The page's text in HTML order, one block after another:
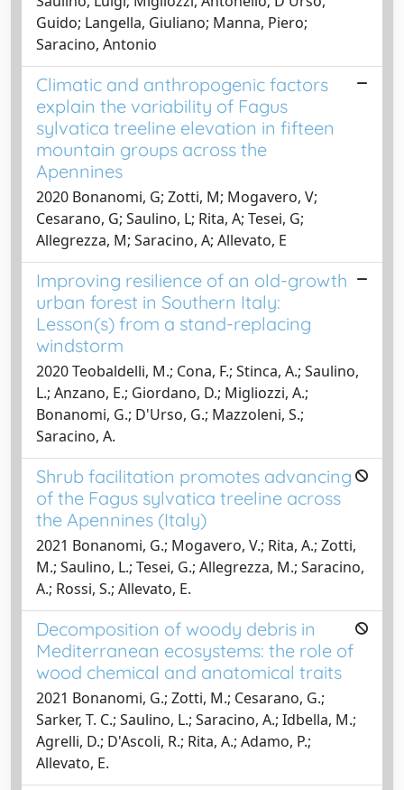
Guido; Langella, Giuliano; Manna, Piero;
Saracino, Antonio
Climatic and anthropogenic factors
explain the variability of Fagus
sylvatica treeline elevation in fifteen
mountain groups across the
Apennines
2020 Bonanomi, G; Zotti, M; Mogavero, V;
Cesarano, G; Saulino, L; Rita, A; Tesei, G;
Allegrezza, M; Saracino, A; Allevato, E
Improving resilience of an old-growth
urban forest in Southern Italy:
Lesson(s) from a stand-replacing
windstorm
2020 Teobaldelli, M.; Cona, F.; Stinca, A.; Saulino,
L.; Anzano, E.; Giordano, D.; Migliozzi, A.;
Bonanomi, G.; D'Urso, G.; Mazzoleni, S.;
Saracino, A.
Shrub facilitation promotes advancing
of the Fagus sylvatica treeline across
the Apennines (Italy)
2021 Bonanomi, G.; Mogavero, V.; Rita, A.; Zotti,
M.; Saulino, L.; Tesei, G.; Allegrezza, M.; Saracino,
A.; Rossi, S.; Allevato, E.
Decomposition of woody debris in
Mediterranean ecosystems: the role of
wood chemical and anatomical traits
2021 Bonanomi, G.; Zotti, M.; Cesarano, G.;
Sarker, T. C.; Saulino, L.; Saracino, A.; Idbella, M.;
Agrelli, D.; D'Ascoli, R.; Rita, A.; Adamo, P.;
Allevato, E.